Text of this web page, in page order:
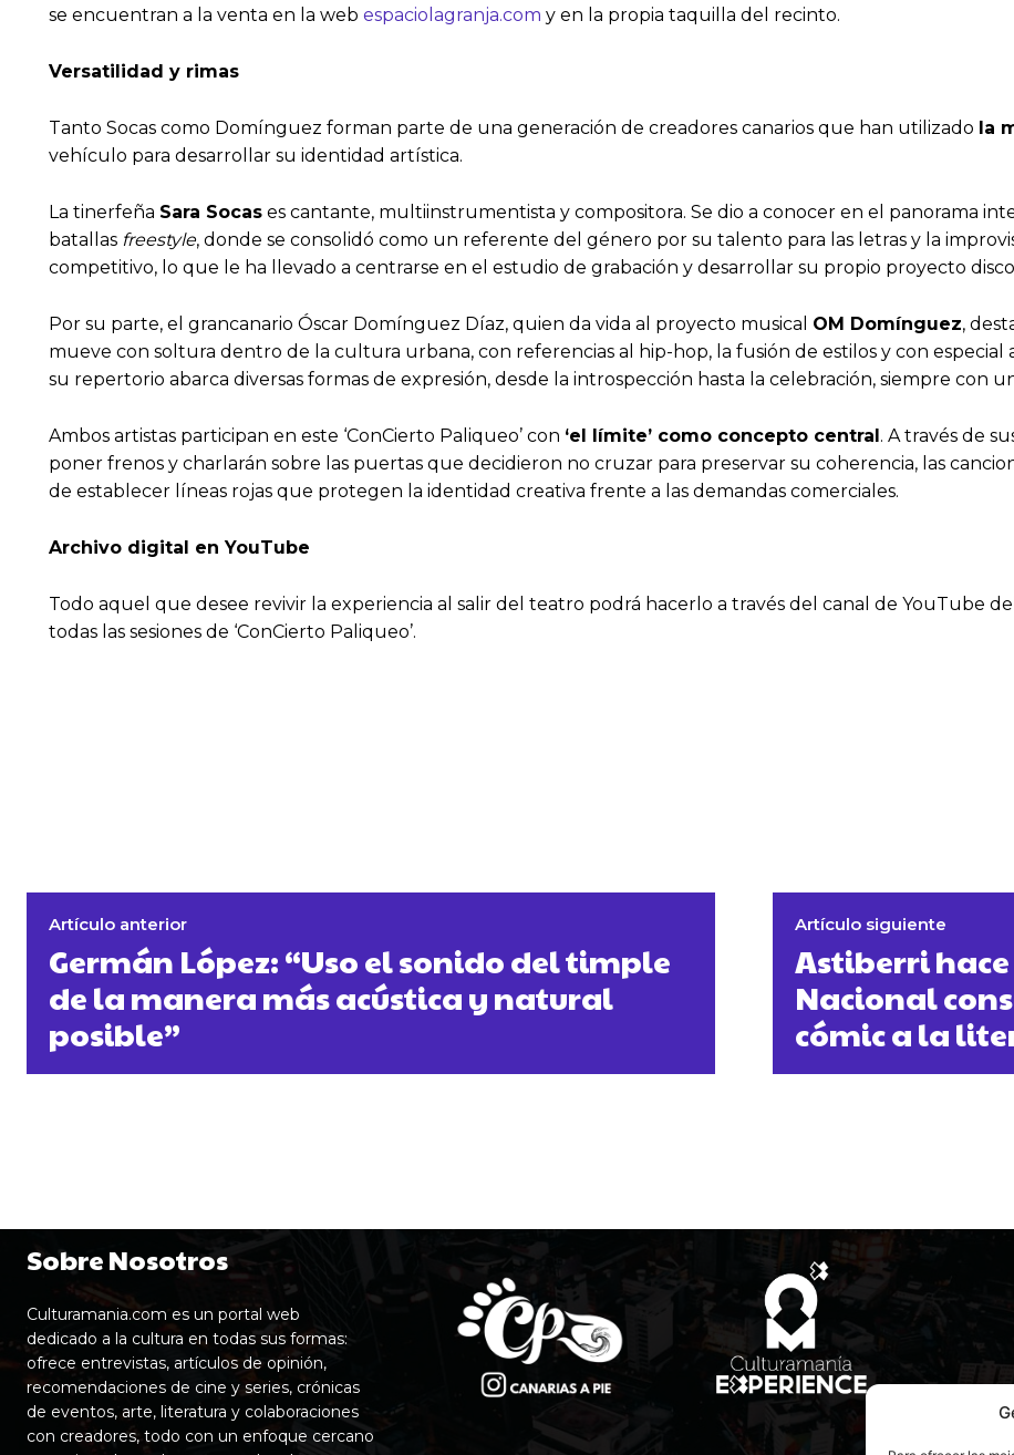
se encuentran a la venta en la web espaciolagranja.com y en la propia taquilla del recinto.
Versatilidad y rimas
Tanto Socas como Domínguez forman parte de una generación de creadores canarios que han utilizado la
vehículo para desarrollar su identidad artística.
La tinerfeña Sara Socas es cantante, multiinstrumentista y compositora. Se dio a conocer en el panorama
batallas freestyle, donde se consolidó como un referente del género por su talento para las letras y la
competitivo, lo que le ha llevado a centrarse en el estudio de grabación y desarrollar su propio proyecto
Por su parte, el grancanario Óscar Domínguez Díaz, quien da vida al proyecto musical OM Domínguez,
mueve con soltura dentro de la cultura urbana, con referencias al hip-hop, la fusión de estilos y con especial
su repertorio abarca diversas formas de expresión, desde la introspección hasta la celebración, siempre con
Ambos artistas participan en este ‘ConCierto Paliqueo’ con ‘el límite’ como concepto central. A través de
poner frenos y charlarán sobre las puertas que decidieron no cruzar para preservar su coherencia, las
de establecer líneas rojas que protegen la identidad creativa frente a las demandas comerciales.
Archivo digital en YouTube
Todo aquel que desee revivir la experiencia al salir del teatro podrá hacerlo a través del canal de YouTube
todas las sesiones de ‘ConCierto Paliqueo’.
Artículo anterior
Germán López: “Uso el sonido del timple
de la manera más acústica y natural
posible”
Artículo siguiente
Astiberri
Nacional
cómic a la
Sobre Nosotros
Culturamania.com es un portal web
dedicado a la cultura en todas sus formas:
ofrece entrevistas, artículos de opinión,
recomendaciones de cine y series, crónicas
de eventos, arte, literatura y colaboraciones
con creadores, todo con un enfoque cercano